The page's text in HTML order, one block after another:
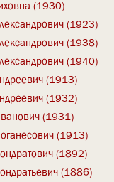
(1930)
(1923)
(1938)
(1940)
(1913)
(1932)
(1931)
(1913)
(1892)
(1886)